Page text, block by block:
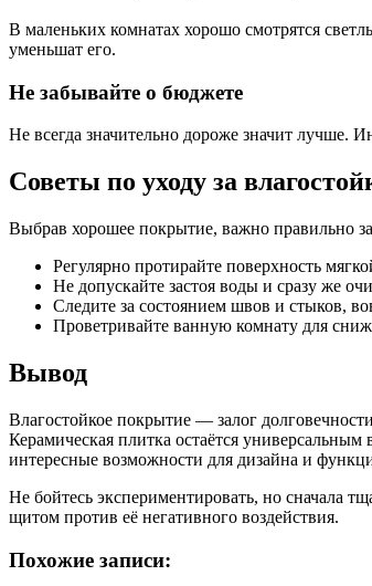
В маленьких комнатах хорошо смотрятся
уменьшат его.
Не забывайте о бюджете
Не всегда значительно дороже значит лучше.
Советы по уходу за
Выбрав хорошее покрытие, важно правильно
Регулярно протирайте поверхность
Не допускайте застоя воды и сразу же
Следите за состоянием швов и стыков,
Проветривайте ванную комнату для
Вывод
Влагостойкое покрытие — залог
Керамическая плитка остаётся
интересные возможности для дизайна и
Не бойтесь экспериментировать, но сначала
щитом против её негативного воздействия.
Похожие записи: